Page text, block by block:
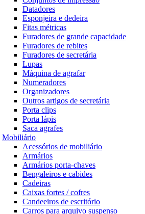
Datadores
Esponjeira e dedeira
Fitas métricas
Furadores de grande capacidade
Furadores de rebites
Furadores de secretária
Lupas
Máquina de agrafar
Numeradores
Organizadores
Outros artigos de secretária
Porta clips
Porta lápis
Saca agrafes
Mobiliário
Acessórios de mobiliário
Armários
Armários porta-chaves
Bengaleiros e cabides
Cadeiras
Caixas fortes / cofres
Candeeiros de escritório
Carros para arquivo suspenso